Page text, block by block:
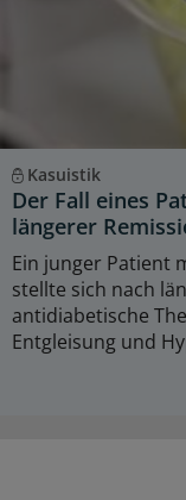
Kasuistik
Der Fall eines
längerer
Ein junger Patient
stellte sich nach
antidiabetische
Entgleisung und